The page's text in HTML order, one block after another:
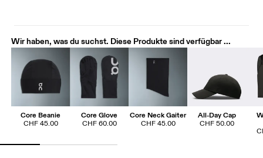
Wir haben, was du suchst. Diese Produkte sind verfügbar ...
Core Beanie
CHF 45.00
Core Glove
CHF 60.00
Core Neck Gaiter
CHF 45.00
All-Day Cap
CHF 50.00